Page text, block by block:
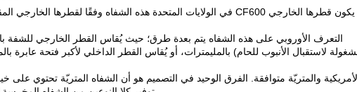
لاستقبال الأنبوب للحام) بالمليمترات، أو يُقاس القطر الداخلي لأكبر فتحة